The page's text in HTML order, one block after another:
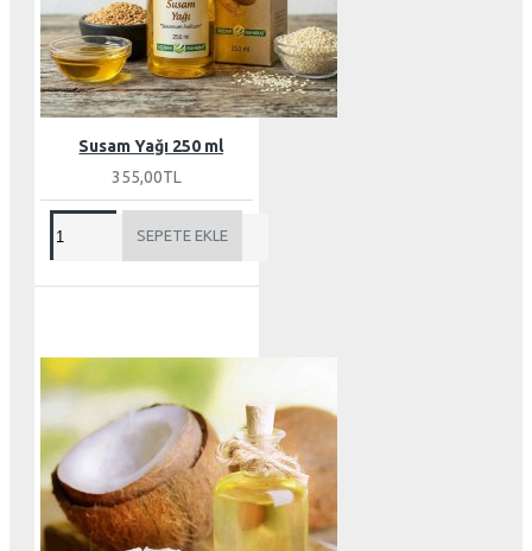
Susam Yağı 250 ml
355,00TL
SEPETE EKLE